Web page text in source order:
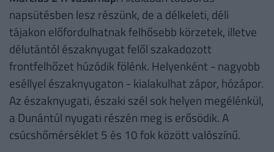
napsütésben lesz részünk, de a délkeleti, déli
tájakon előfordulhatnak felhősebb körzetek, illetve
délutántól északnyugat felől szakadozott
frontfelhőzet húzódik fölénk. Helyenként - nagyobb
eséllyel északnyugaton - kialakulhat zápor, hózápor.
Az északnyugati, északi szél sok helyen megélénkül,
a Dunántúl nyugati részén meg is erősödik. A
csúcshőmérséklet 5 és 10 fok között valószínű.